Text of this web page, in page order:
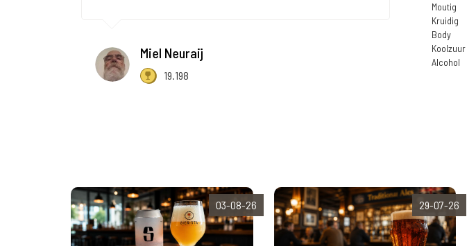
Miel Neuraij
19.198
Moutig
Kruidig
Body
Koolzuur
Alcohol
03-08-26 29-07-26